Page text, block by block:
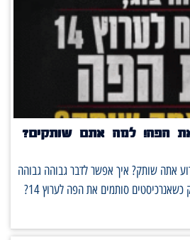
אתה שותק? איך אפשר לדבר גבוהה גבוהה
על טוהר הבחירות ומנגד לשתוק כשאנרכיסטים סותמים את הפה לערוץ 14?